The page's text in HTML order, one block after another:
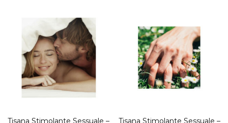
Tisana Stimolante Sessuale –
Tisana Stimolante Sessuale –